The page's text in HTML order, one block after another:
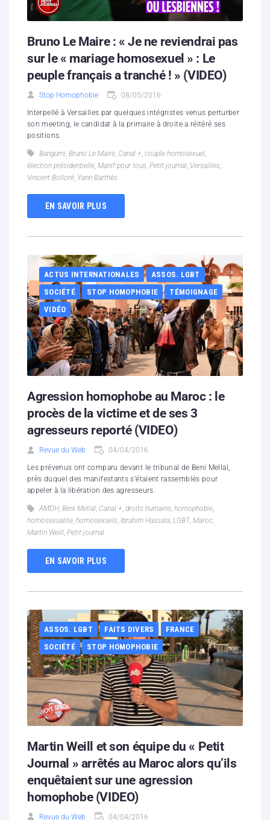
Bruno Le Maire : « Je ne reviendrai pas
sur le « mariage homosexuel » : Le
peuple français a tranché ! » (VIDEO)
Stop Homophobie 08/05/2016
Interpellé à Versailles par quelques intégristes venus perturber
son meeting, le candidat à la primaire à droite a réitéré ses
positions.
Bangumi, Bruno Le Maire, Canal +, couple homosexuel,
élection présidentielle, Manif pour tous, Petit journal, Versailles,
Vincent Bolloré, Yann Barthès
EN SAVOIR PLUS
ACTUS INTERNATIONALES
ASSOS. LGBT
SOCIÉTÉ
STOP HOMOPHOBIE
TÉMOIGNAGE
VIDÉO
Agression homophobe au Maroc : le
procès de la victime et de ses 3
agresseurs reporté (VIDEO)
Revue du Web 04/04/2016
Les prévenus ont comparu devant le tribunal de Beni Mellal,
près duquel des manifestants s'étaient rassemblés pour
appeler à la libération des agresseurs.
AMDH, Beni Mellal, Canal +, droits humains, homophobie,
homosexualite, homosexuels, Ibrahim Hassala, LGBT, Maroc,
Martin Weill, Petit journal
EN SAVOIR PLUS
ASSOS. LGBT FAITS DIVERS
FRANCE
SOCIÉTÉ
STOP HOMOPHOBIE
Martin Weill et son équipe du « Petit
Journal » arrêtés au Maroc alors qu’ils
enquêtaient sur une agression
homophobe (VIDEO)
Revue du Web 04/04/2016